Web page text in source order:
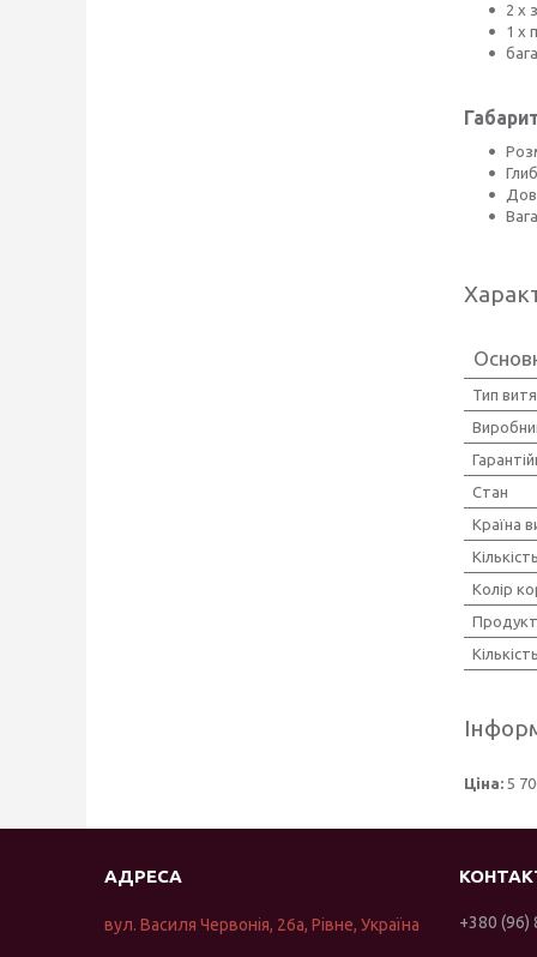
2 х
1 х
Тип
Стан
Країна
Колір
Ціна: 5
вул. Василя Червонія, 26а, Рівне, Україна +380 (96)